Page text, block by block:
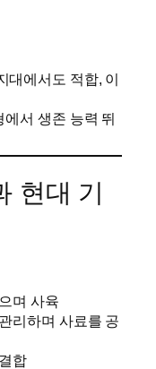
대에서도 적합, 이
에서 생존 능력 뛰
현대 기
며 사육
리하며 사료를 공
합